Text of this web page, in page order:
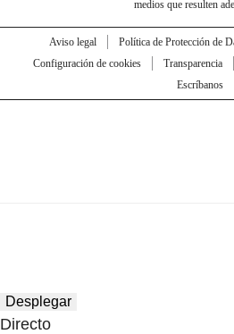
medios que resulten
Aviso legal Política de Protección de
Configuración de cookies
Transparencia
Escríbanos
Desplegar
Directo